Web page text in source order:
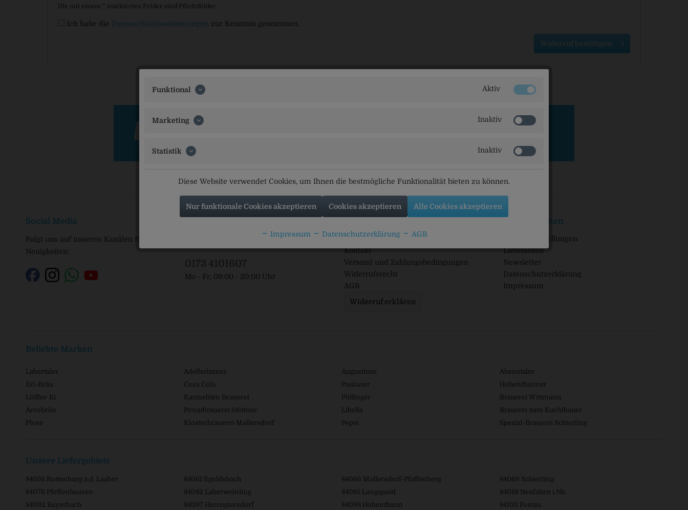
Die mit einem * markierten Felder sind Pflichtfelder.
Ich habe die Datenschutzbestimmungen zur Kenntnis genommen.
Widerruf bestätigen
Social Media
Folgt uns auf unseren Kanälen für alle
Neuigkeiten:
Service und Beratung unter:
0173 4101607
Mo - Fr, 09:00 - 20:00 Uhr
Häufig gestellte Fragen (FAQ)
Kontakt
Versand und Zahlungsbedingungen
Widerrufsrecht
AGB
Widerruf erklären
Informationen
Cookie-Einstellungen
Lieferanten
Newsletter
Datenschutzerklärung
Impressum
Beliebte Marken
Labertaler Adelholzener Augustiner
Abenstaler
Erl-Bräu
Coca Cola Paulaner
Hohenthanner
Löffler-Ei
Karmeliten Brauerei Pöllinger
Brauerei Wittmann
Arcobräu
Privatbrauerei Stöttner Libella
Brauerei zum Kuchlbauer
Plose
Klosterbrauerei Mallersdorf Pepsi Spezial-Brauerei Schierling
Unsere Liefergebiete
84056 Rottenburg a.d. Laaber 84061 Egoldsbach 84066 Mallersdorf-Pfaffenberg
84069 Schierling
84076 Pfeffenhausen
84082 Laberweinting 84085 Langquaid
84088 Neufahrn i.Nb.
84092 Bayerbach
84097 Herrngiersdorf 84098 Hohenthann 84103 Postau
Funktional Aktiv
Marketing Inaktiv
Statistik Inaktiv
Diese Website verwendet Cookies, um Ihnen die bestmögliche Funktionalität bieten zu können.
Nur funktionale Cookies akzeptieren Cookies akzeptieren Alle Cookies akzeptieren
Impressum Datenschutzerklärung AGB